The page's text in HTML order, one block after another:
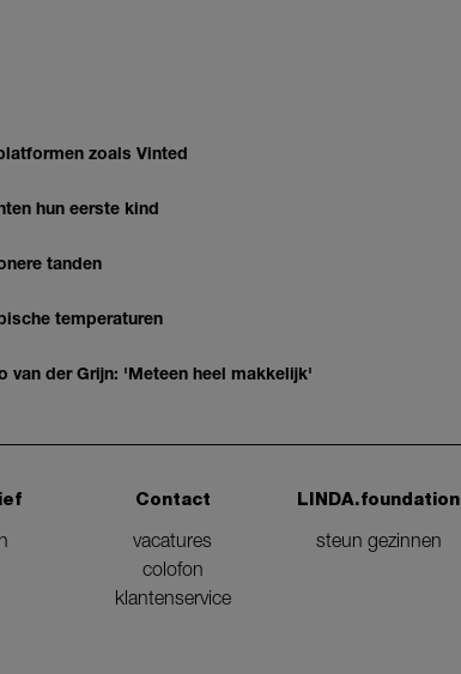
zoals Vinted
hun eerste kind
tanden
temperaturen
van der Grijn: 'Meteen heel makkelijk'
Contact
vacatures
colofon
klantenservice
LINDA.foundation
steun gezinnen